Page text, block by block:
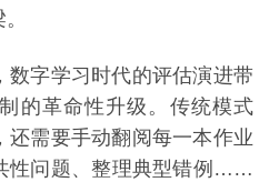
字学习时代的评估演进带
的革命性升级。传统模式
还需要手动翻阅每一本作业
性问题、整理典型错例……